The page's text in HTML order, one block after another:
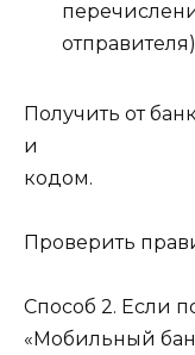
Получить от
и
кодом.
Проверить
Способ 2. Если
«Мобильный